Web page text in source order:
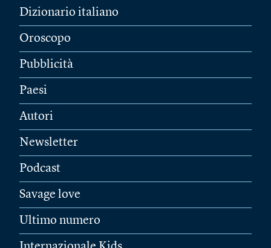
Dizionario italiano
Oroscopo
Pubblicità
Paesi
Autori
Newsletter
Podcast
Savage love
Ultimo numero